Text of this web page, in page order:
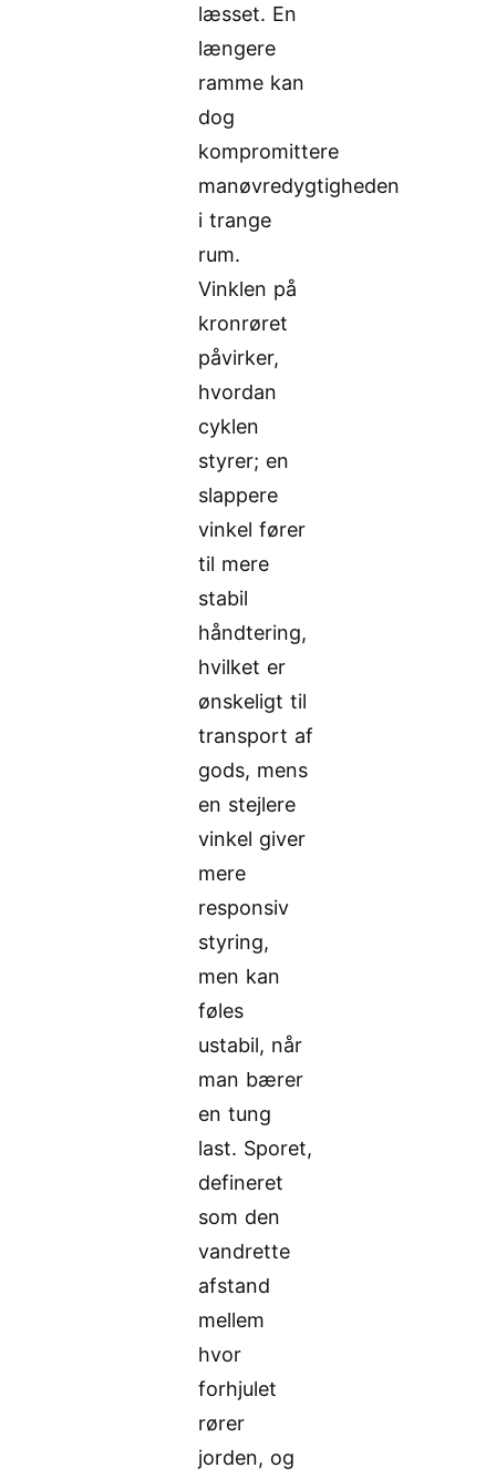
læsset. En
længere
ramme kan
dog
kompromittere
manøvredygtigheden
i trange
rum.
Vinklen på
kronrøret
påvirker,
hvordan
cyklen
styrer; en
slappere
vinkel fører
til mere
stabil
håndtering,
hvilket er
ønskeligt til
transport af
gods, mens
en stejlere
vinkel giver
mere
responsiv
styring,
men kan
føles
ustabil, når
man bærer
en tung
last. Sporet,
defineret
som den
vandrette
afstand
mellem
hvor
forhjulet
rører
jorden, og